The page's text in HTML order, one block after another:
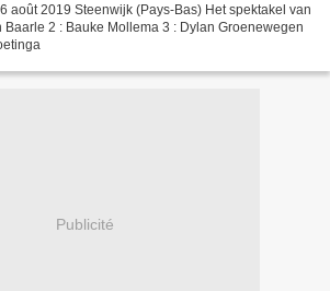
août 2019 Steenwijk (Pays-Bas) Het spektakel van
Baarle 2 : Bauke Mollema 3 : Dylan Groenewegen
Publicité